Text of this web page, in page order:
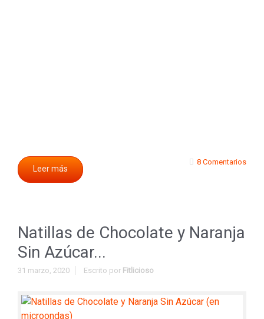
Leer más
8 Comentarios
Natillas de Chocolate y Naranja
Sin Azúcar...
31 marzo, 2020 Escrito por Fitlicioso